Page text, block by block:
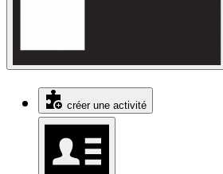
créer une activité